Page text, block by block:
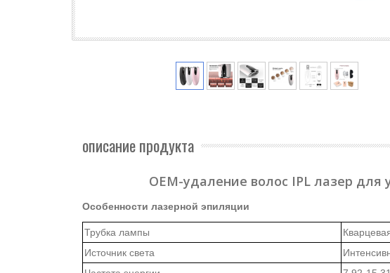
описание продукта
OEM-удаление волос IPL лазер
Особенности лазерной эпиляции
Трубка лампы
Источник света